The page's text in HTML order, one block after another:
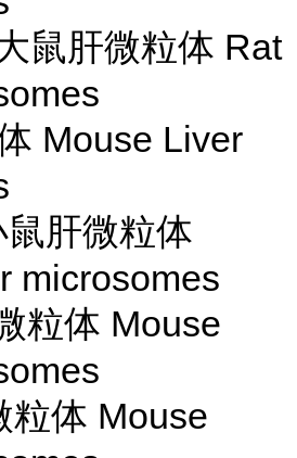
鼠肝微粒体 Rat
Mouse Liver
肝微粒体
microsomes
粒体 Mouse
粒体 Mouse